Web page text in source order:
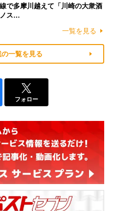
で多摩川越えて「川崎の大衆酒
ス…
一覧を見る
一覧を見る
フォロー